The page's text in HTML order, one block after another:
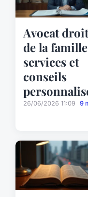
Avocat droit
de la
services et
conseils
26/06/2026 11:09 9